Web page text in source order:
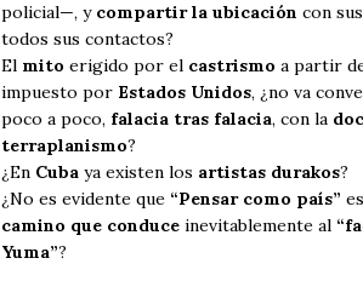
policial—, y compartir la ubicación con
todos sus contactos?
El mito erigido por el castrismo a partir
impuesto por Estados Unidos, ¿no va
poco a poco, falacia tras falacia, con la
terraplanismo?
¿En Cuba ya existen los artistas durakos?
¿No es evidente que “Pensar como país”
camino que conduce inevitablemente al
Yuma”?